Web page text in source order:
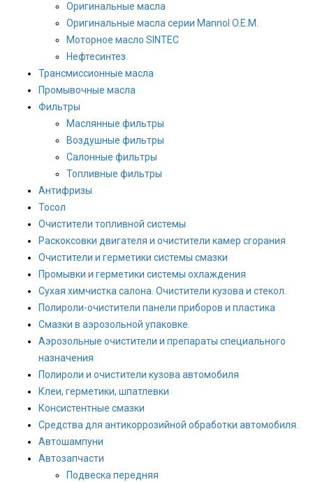
Оригинальные масла
Оригинальные масла серии Mannol O.E.M.
Моторное масло SINTEC
Нефтесинтез
Трансмиссионные масла
Промывочные масла
Фильтры
Маслянные фильтры
Воздушные фильтры
Салонные фильтры
Топливные фильтры
Антифризы
Тосол
Очистители топливной системы
Раскоксовки двигателя и очистители камер сгорания
Очистители и герметики системы смазки
Промывки и герметики системы охлаждения
Сухая химчистка салона. Очистители кузова и стекол.
Полироли-очистители панели приборов и пластика
Смазки в аэрозольной упаковке.
Аэрозольные очистители и препараты специального
назначения
Полироли и очистители кузова автомобиля
Клеи, герметики, шпатлевки
Консистентные смазки
Средства для антикоррозийной обработки автомобиля.
Автошампуни
Автозапчасти
Подвеска передняя